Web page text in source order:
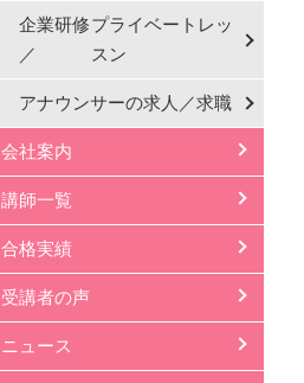
企業研修
／
プライベートレッ
スン
アナウンサーの求人／求職
会社案内
講師一覧
合格実績
受講者の声
ニュース